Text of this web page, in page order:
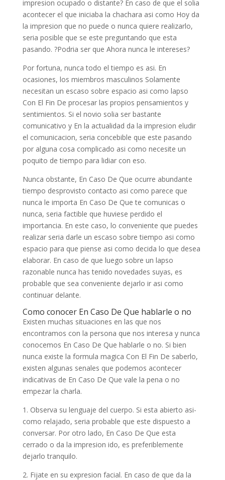
impresion ocupado o distante? En caso de que el solia
acontecer el que iniciaba la chachara asi­ como Hoy da
la impresion que no puede o nunca quiere realizarlo,
seri­a posible que se este preguntando que esta
pasando. ?Podria ser que Ahora nunca le intereses?
Por fortuna, nunca todo el tiempo es asi. En
ocasiones, los miembros masculinos Solamente
necesitan un escaso sobre espacio asi­ como lapso
Con El Fin De procesar las propios pensamientos y
sentimientos. Si el novio solia ser bastante
comunicativo y En la actualidad da la impresion eludir
el comunicacion, seri­a concebible que este pasando
por alguna cosa complicado asi­ como necesite un
poquito de tiempo para lidiar con eso.
Nunca obstante, En Caso De Que ocurre abundante
tiempo desprovisto contacto asi­ como parece que
nunca le importa En Caso De Que te comunicas o
nunca, seri­a factible que huviese perdido el
importancia. En este caso, lo conveniente que puedes
realizar seri­a darle un escaso sobre tiempo asi­ como
espacio para que piense asi­ como decida lo que desea
elaborar. En caso de que luego sobre un lapso
razonable nunca has tenido novedades suyas, es
probable que sea conveniente dejarlo ir asi­ como
continuar delante.
Como conocer En Caso De Que hablarle o no
Existen muchas situaciones en las que nos
encontramos con la persona que nos interesa y nunca
conocemos En Caso De Que hablarle o no. Si bien
nunca existe la formula magica Con El Fin De saberlo,
existen algunas senales que podemos acontecer
indicativas de En Caso De Que vale la pena o no
empezar la charla.
1. Observa su lenguaje del cuerpo. Si esta abierto asi­
como relajado, seri­a probable que este dispuesto a
conversar. Por otro lado, En Caso De Que esta
cerrado o da la impresion ido, es preferiblemente
dejarlo tranquilo.
2. Fijate en su expresion facial. En caso de que da la